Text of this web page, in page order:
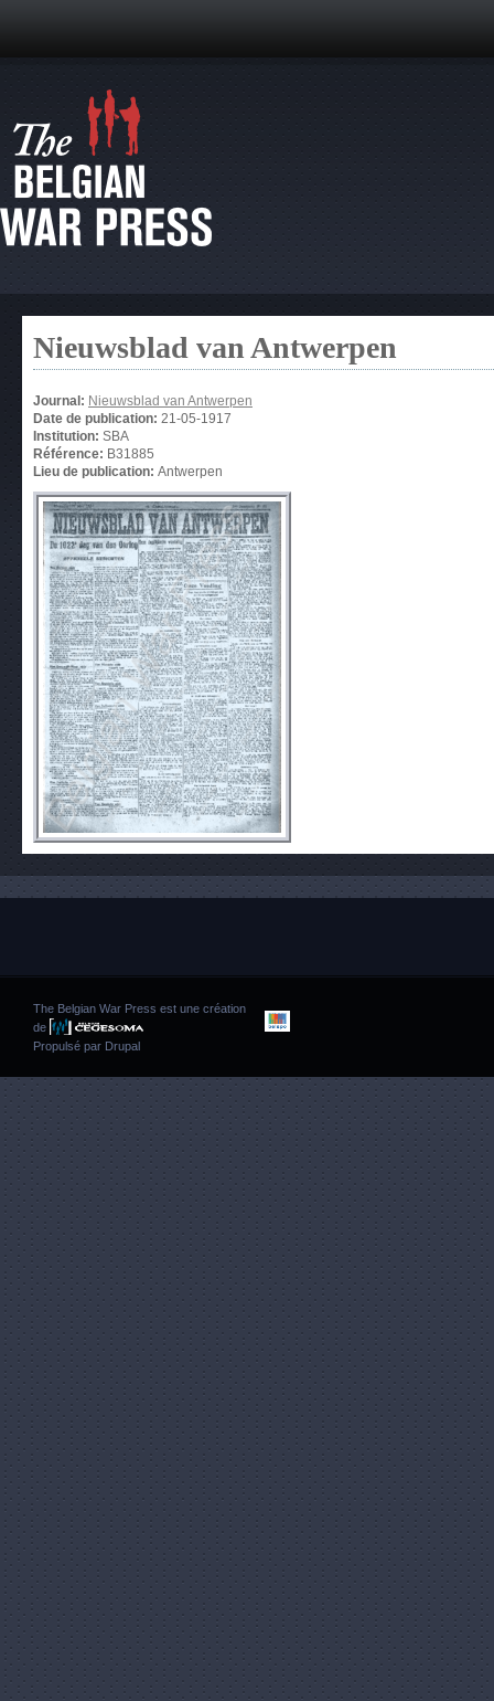
Nieuwsblad van Antwerpen
Journal: Nieuwsblad van Antwerpen
Date de publication: 21-05-1917
Institution: SBA
Référence: B31885
Lieu de publication: Antwerpen
The Belgian War Press est une création
de
Propulsé par Drupal